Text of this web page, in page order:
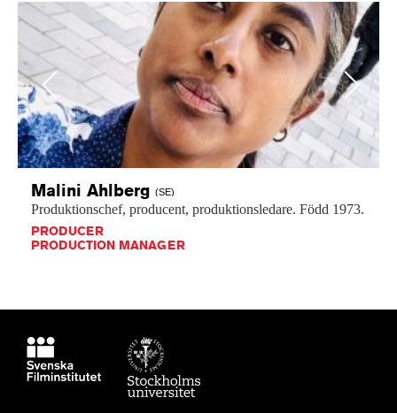
Previous
Malini Ahlberg (SE)
Produktionschef, producent, produktionsledare. Född 1973.
PRODUCER
PRODUCTION MANAGER
Next